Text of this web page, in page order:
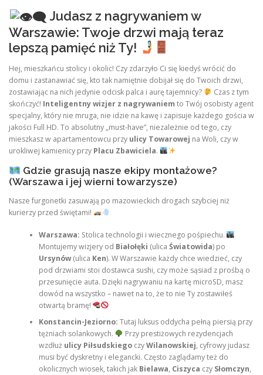
Judasz z nagrywaniem w
Warszawie: Twoje drzwi mają teraz
lepszą pamięć niż Ty!
Hej, mieszkańcu stolicy i okolic! Czy zdarzyło Ci się kiedyś wrócić do
domu i zastanawiać się, kto tak namiętnie dobijał się do Twoich drzwi,
zostawiając na nich jedynie odcisk palca i aurę tajemnicy?
Czas z tym
skończyć! Inteligentny wizjer z nagrywaniem to Twój osobisty agent
specjalny, który nie mruga, nie idzie na kawę i zapisuje każdego gościa w
jakości Full HD. To absolutny „must-have”, niezależnie od tego, czy
mieszkasz w apartamentowcu przy ulicy Towarowej na Woli, czy w
urokliwej kamienicy przy Placu Zbawiciela.
Gdzie grasują nasze ekipy montażowe?
(Warszawa i jej wierni towarzysze)
Nasze furgonetki zasuwają po mazowieckich drogach szybciej niż
kurierzy przed świętami!
Warszawa: Stolica technologii i wiecznego pośpiechu.
Montujemy wizjery od Białołęki (ulica Światowida) po
Ursynów(ulica Ken). W Warszawie każdy chce wiedzieć, czy
pod drzwiami stoi dostawca sushi, czy może sąsiad z prośbą o
przesunięcie auta. Dzięki nagrywaniu na kartę microSD, masz
dowód na wszystko – nawet na to, że to nie Ty zostawiłeś
otwartą bramę!
Konstancin-Jeziorno: Tutaj luksus oddycha pełną piersią przy
tężniach solankowych.
Przy prestiżowych rezydencjach
wzdłuż ulicy PiłsudskiegoczyWilanowskiej, cyfrowy judasz
musi być dyskretny i elegancki. Często zaglądamy też do
okolicznych wiosek, takich jak Bielawa, Ciszyca czy Słomczyn,